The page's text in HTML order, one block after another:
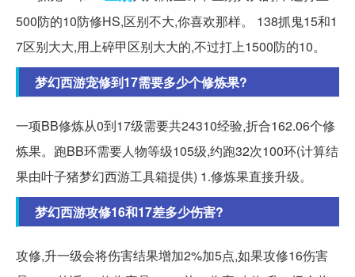
500防的10防修HS,区别不大,你喜欢那样。 138抓鬼15和1
7区别大大,用上碎甲区别大大的,不过打上1500防的10。
梦幻西游宠修到17需要多少个修炼果?
一项BB修炼从0到17级需要共24310经验,折合162.06个修
炼果。跑BB环需要人物等级105级,约跑32次100环(计算结
果由叶子猪梦幻西游工具箱提供) 1.修炼果直接升级。
梦幻西游攻修16和17差多少伤害?
攻修,升一级会将伤害结果增加2%加5点,如果攻修16伤害